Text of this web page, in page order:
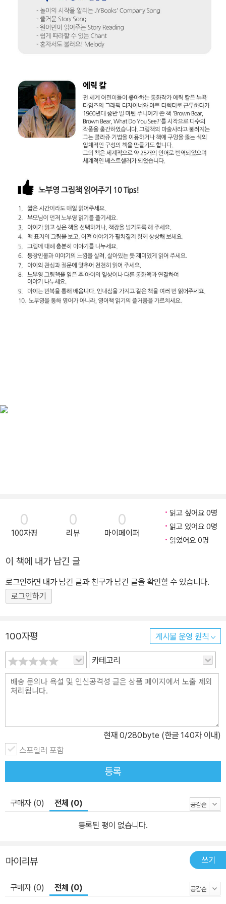
0
100자평
0
리뷰
0
마이페이퍼
읽고 싶어요 0명
읽고 있어요 0명
읽었어요 0명
이 책에 내가 남긴 글
로그인하면 내가 남긴 글과 친구가 남긴 글을 확인할 수 있습니다.
로그인하기
100자평 게시물 운영 원칙
카테고리
현재 0/280byte (한글 140자 이내)
스포일러 포함
등록
구매자 (0) 전체 (0)
등록된 평이 없습니다.
마이리뷰 쓰기
구매자 (0) 전체 (0)